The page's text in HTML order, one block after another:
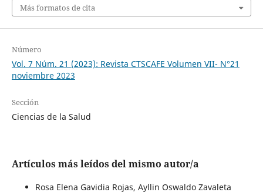
Más formatos de cita
Número
Vol. 7 Núm. 21 (2023): Revista CTSCAFE Volumen VII- N°21
noviembre 2023
Sección
Ciencias de la Salud
Artículos más leídos del mismo autor/a
Rosa Elena Gavidia Rojas, Ayllin Oswaldo Zavaleta